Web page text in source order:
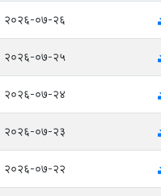
२०२६-०७-२६
२०२६-०७-२५
२०२६-०७-२४
२०२६-०७-२३
२०२६-०७-२२